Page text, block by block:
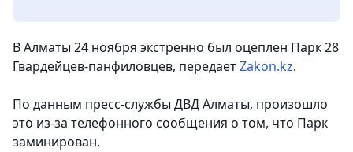
В Алматы 24 ноября экстренно был оцеплен Парк 28
Гвардейцев-панфиловцев, передаетZakon.kz.
По данным пресс-службы ДВД Алматы, произошло
это из-за телефонного сообщения о том, что Парк
заминирован.